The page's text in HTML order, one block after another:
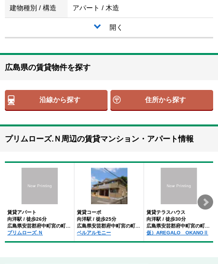
建物種別 / 構造 アパート / 木造
開く
広島県の賃貸物件を探す
沿線から探す 住所から探す
プリムローズ.Ｎ周辺の賃貸マンション・アパート情報
賃貸アパート
向洋駅 / 徒歩26分
広島県安芸郡府中町宮の町４丁目
プリムローズ.Ｎ
賃貸コーポ
向洋駅 / 徒歩25分
広島県安芸郡府中町宮の町４丁目
ベルアルモニー
賃貸テラスハウス
向洋駅 / 徒歩30分
広島県安芸郡府中町宮の町４丁目
仮）AREGALO OKANOⅡ